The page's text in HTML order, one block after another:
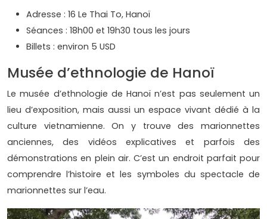
Adresse : 16 Le Thai To, Hanoï
Séances : 18h00 et 19h30 tous les jours
Billets : environ 5 USD
Musée d’ethnologie de Hanoï
Le musée d’ethnologie de Hanoï n’est pas seulement un
lieu d’exposition, mais aussi un espace vivant dédié à la
culture vietnamienne. On y trouve des marionnettes
anciennes, des vidéos explicatives et parfois des
démonstrations en plein air. C’est un endroit parfait pour
comprendre l’histoire et les symboles du spectacle de
marionnettes sur l’eau.